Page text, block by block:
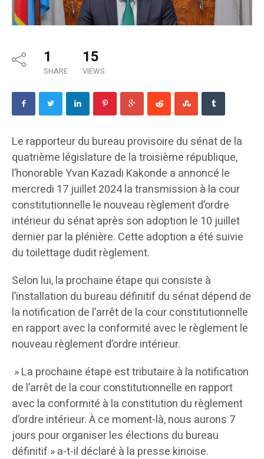
1
SHARE
15
VIEWS
Le rapporteur du bureau provisoire du sénat de la
quatrième législature de la troisième république,
l’honorable Yvan Kazadi Kakonde a annoncé le
mercredi 17 juillet 2024 la transmission à la cour
constitutionnelle le nouveau règlement d’ordre
intérieur du sénat après son adoption le 10 juillet
dernier par la plénière. Cette adoption a été suivie
du toilettage dudit règlement.
Selon lui, la prochaine étape qui consiste à
l’installation du bureau définitif du sénat dépend de
la notification de l’arrêt de la cour constitutionnelle
en rapport avec la conformité avec le règlement le
nouveau règlement d’ordre intérieur.
» La prochaine étape est tributaire à la notification
de l’arrêt de la cour constitutionnelle en rapport
avec la conformité à la constitution du règlement
d’ordre intérieur. À ce moment-là, nous aurons 7
jours pour organiser les élections du bureau
définitif » a-t-il déclaré à la presse kinoise.